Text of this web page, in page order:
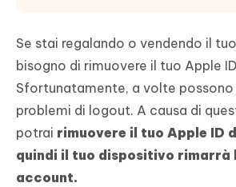
Se stai regalando o vendendo il
bisogno di rimuovere il tuo Apple
Sfortunatamente, a volte possono
problemi di logout. A causa di
potrai rimuovere il tuo Apple ID
quindi il tuo dispositivo rimarrà
account.